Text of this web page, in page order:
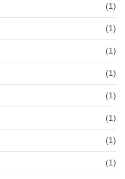
(1)
(1)
(1)
(1)
(1)
(1)
(1)
(1)